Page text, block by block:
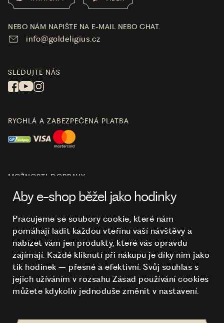
O NÁKUPU
HODINKY
NEBO NÁM NAPIŠTE NA E-MAIL NEBO CHAT.
info@goldeligius.cz
SLEDUJTE NÁS
RYCHLÁ A ZABEZPEČENÁ PLATBA
MOŽNOSTI DOPRAVY
Aby e-shop běžel jako hodinky
Pracujeme se soubory cookie, které nám
pomáhají ladit každou vteřinu vaší návštěvy a
nabízet vám jen produkty, které vás opravdu
zajímají. Každé kliknutí při nákupu je díky nim jako
tik hodinek – přesné a efektivní. Svůj souhlas s
jejich užíváním v rozsahu Zásad používání cookies
můžete kdykoliv jednoduše změnit v nastavení.